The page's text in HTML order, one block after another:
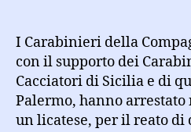
I Carabinieri della
con il supporto dei
Cacciatori di Sicilia e di
Palermo, hanno
un licatese, per il reato